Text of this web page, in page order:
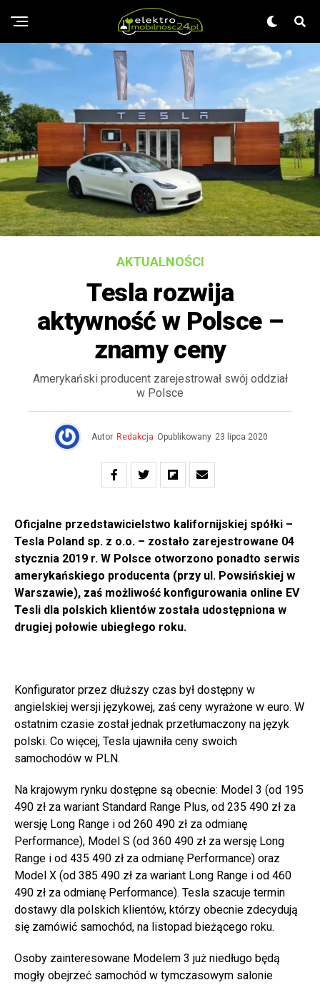
AKTUALNOŚCI
Tesla rozwija
aktywność w Polsce –
znamy ceny
Amerykański producent zarejestrował swój oddział
w Polsce
Autor Redakcja Opublikowany 23 lipca 2020
Oficjalne przedstawicielstwo kalifornijskiej spółki –
Tesla Poland sp. z o.o. – zostało zarejestrowane 04
stycznia 2019 r. W Polsce otworzono ponadto serwis
amerykańskiego producenta (przy ul. Powsińskiej w
Warszawie), zaś możliwość konfigurowania online EV
Tesli dla polskich klientów została udostępniona w
drugiej połowie ubiegłego roku.
Konfigurator przez dłuższy czas był dostępny w
angielskiej wersji językowej, zaś ceny wyrażone w euro. W
ostatnim czasie został jednak przetłumaczony na język
polski. Co więcej, Tesla ujawniła ceny swoich
samochodów w PLN.
Na krajowym rynku dostępne są obecnie: Model 3 (od 195
490 zł za wariant Standard Range Plus, od 235 490 zł za
wersję Long Range i od 260 490 zł za odmianę
Performance), Model S (od 360 490 zł za wersję Long
Range i od 435 490 zł za odmianę Performance) oraz
Model X (od 385 490 zł za wariant Long Range i od 460
490 zł za odmianę Performance). Tesla szacuje termin
dostawy dla polskich klientów, którzy obecnie zdecydują
się zamówić samochód, na listopad bieżącego roku.
Osoby zainteresowane Modelem 3 już niedługo będą
mogły obejrzeć samochód w tymczasowym salonie